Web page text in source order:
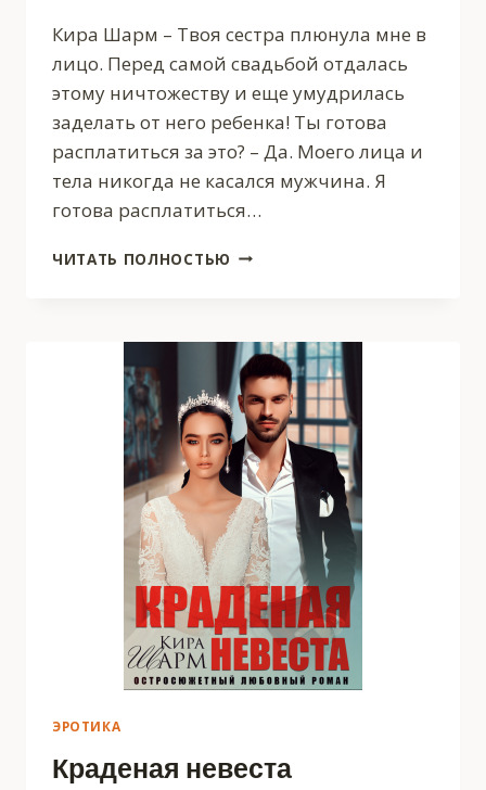
Кира Шарм – Твоя сестра плюнула мне в
лицо. Перед самой свадьбой отдалась
этому ничтожеству и еще умудрилась
заделать от него ребенка! Ты готова
расплатиться за это? – Да. Моего лица и
тела никогда не касался мужчина. Я
готова расплатиться…
ЧИТАТЬ ПОЛНОСТЬЮ НЕВИННОСТЬ
ЭРОТИКА
Краденая невеста